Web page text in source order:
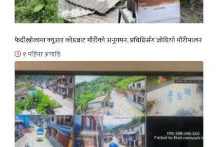
फेदीखोलामा क्युआर कोडबाट मौरीको अनुगमन, प्रविधिसँग जोडियो मौरीपालन
१ महिना अगाडि